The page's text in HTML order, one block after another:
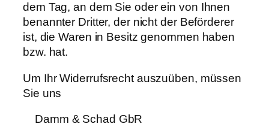
dem Tag, an dem Sie oder ein von Ihnen
benannter Dritter, der nicht der Beförderer
ist, die Waren in Besitz genommen haben
bzw. hat.
Um Ihr Widerrufsrecht auszuüben, müssen
Sie uns
Damm & Schad GbR